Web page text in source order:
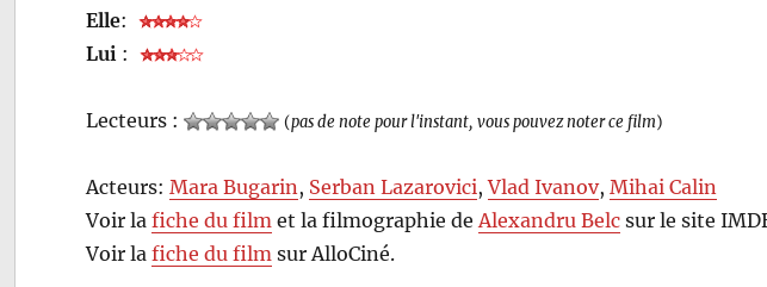
Elle:
Lui :
Lecteurs : (pas de note pour l'instant, vous pouvez noter ce film)
Acteurs:Mara Bugarin , Serban Lazarovici,Vlad Ivanov,Mihai Calin
Voir lafiche du film et la filmographie de Alexandru Belc sur le site
Voir lafiche du film sur AlloCiné.